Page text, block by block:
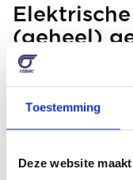
Toestemming
Deze website
(geheel)
Elektrische
echter dat deze
95% voor een
2030 en slechts